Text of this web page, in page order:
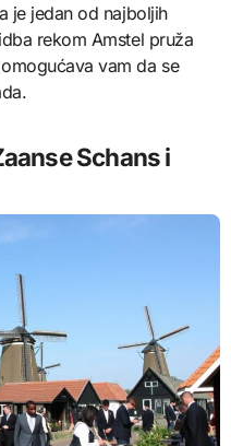
je jedan od najboljih
rekom Amstel pruža
vam da se
Schans i